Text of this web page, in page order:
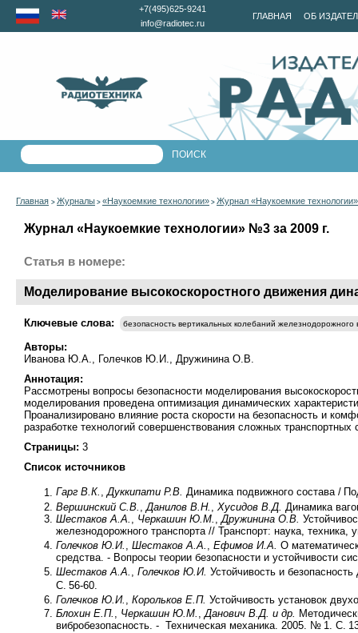
ГЛАВНАЯ ОБ
+7(495)625-9241
info@radiotec.ru
Главная > Журналы > «Наукоемкие технологии» > Журнал «Наукоемкие
Журнал «Наукоемкие технологии» №3 за 2009 г.
Статья в номере:
Моделирование высокоскоростного движения
Ключевые слова: безопасность вертикальных колебаний железнодорожного
Авторы:
Иванова Ю.А., Голечков Ю.И., Дружинина О.В.
Аннотация:
Рассмотрены вопросы безопасности моделирования
моделирования проведена оптимизация динамических
Проанализировано влияние роста скорости на безопасность и
разработке технологий совершенствования сложных транспортных
Страницы: 3
Список источников
Гарг В.К. , Дуккипати Р.В. Динамика подвижного состава /
Вершинский С.В. , Данилов В.Н. , Хусидов В.Д. Динамика
Шестаков А.А. , Черкашин Ю.М. ,Дружинина О.В.
железнодорожного транспорта // Транспорт: наука,
Голечков Ю.И.
Шестаков А.А. Ефимов И.А. О
средства. - Вопросы теории безопасности и устойчивости
Шестаков А.А.
Голечков Ю.И. Устойчивость и
С. 56-60.
Голечков Ю.И.
Корольков Е.П. Устойчивость установок
Блохин Е.П. , Черкашин Ю.М. ,Данович В.Д. и др.
вибробезопасность. - Техническая механика. 2005. № 1. С.